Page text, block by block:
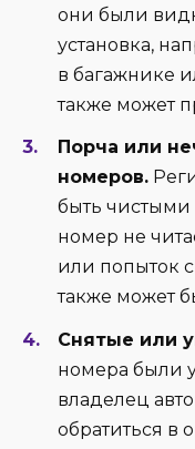
они были
установка,
в багажнике
также может
Порча или
номеров.
быть чистыми
номер не
или попыток
также может
Снятые или
номера были
владелец
обратиться в